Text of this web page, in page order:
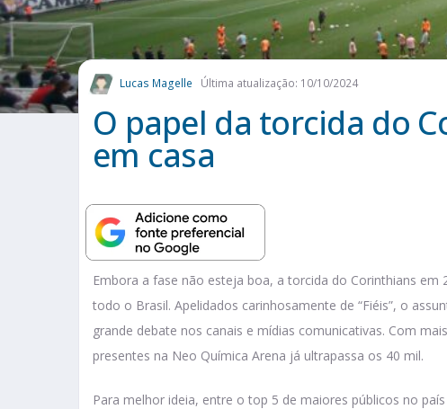
Lucas Magelle Última atualização: 10/10/2024
O papel da torcida do
em casa
Embora a fase não esteja boa, a torcida do Corinthians
todo o Brasil. Apelidados carinhosamente de “Fiéis”, o
grande debate nos canais e mídias comunicativas. Com
presentes na Neo Química Arena já ultrapassa os 40 mil.
Para melhor ideia, entre o top 5 de maiores públicos no